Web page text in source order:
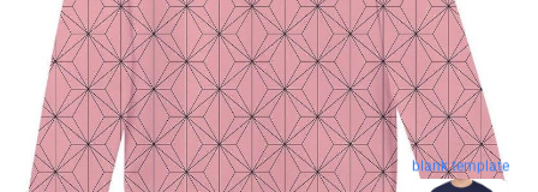
blank template